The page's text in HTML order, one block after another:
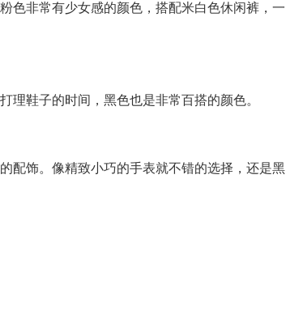
色非常有少女感的颜色，搭配米白色休闲裤，一
理鞋子的时间，黑色也是非常百搭的颜色。
配饰。像精致小巧的手表就不错的选择，还是黑